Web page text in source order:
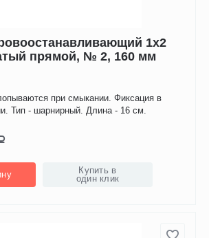
1х2
прямой, № 2, 160 мм
при смыкании. Фиксация в
Тип - шарнирный. Длина - 16 см.
Купить в
один клик